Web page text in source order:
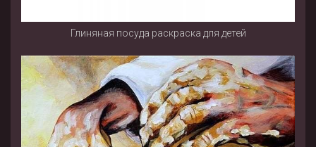
Глиняная посуда раскраска для детей